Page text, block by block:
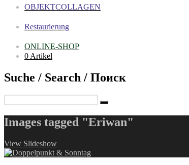
OBJEKTCOLLAGEN
Restaurierung
ONLINE-SHOP
0 Artikel
Suche / Search / Поиск
Images tagged "Eriwan"
View Slideshow